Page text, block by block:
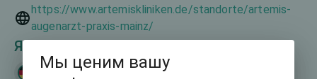
https://www.artemiskliniken.de/standorte/artemis-
augenarzt-praxis-mainz/
Языки общения
Мы ценим вашу